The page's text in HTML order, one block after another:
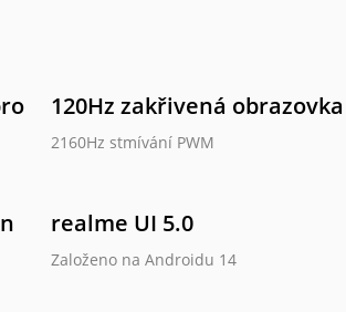
650
120Hz zakřivená obrazovka
2160Hz stmívání PWM
realme UI 5.0
Založeno na Androidu 14